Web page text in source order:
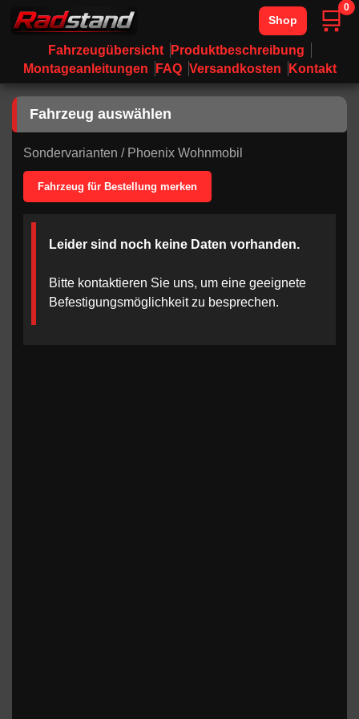
Fahrzeugübersicht
Produktbeschreibung
Montageanleitungen
FAQ Versandkosten Kontakt
Shop 🛒0
Fahrzeug auswählen
Sondervarianten / Phoenix Wohnmobil
Fahrzeug für Bestellung merken
Leider sind noch keine Daten vorhanden.
Bitte kontaktieren Sie uns, um eine geeignete
Befestigungsmöglichkeit zu besprechen.